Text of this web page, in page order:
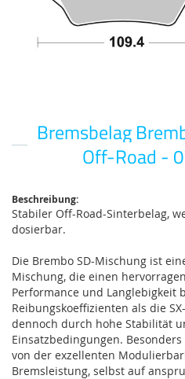
Bremsbelag
Off-Road -
Anfang
Beschreibung:
Stabiler Off-Road-Sinterbelag,
dosierbar.
Die Brembo SD-Mischung ist
Mischung, die einen
Performance und Langlebigkeit
Reibungskoeffizienten als die
dennoch durch hohe Stabilität
Einsatzbedingungen.
von der exzellenten
Bremsleistung, selbst auf